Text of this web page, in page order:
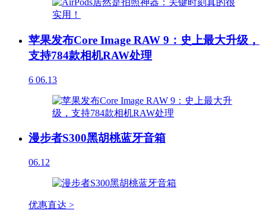
苹果发布Core Image RAW 9：史上最大升级，
支持784款相机RAW处理
6 06.13
漫步者S300黑胡桃蓝牙音箱
06.12
优惠直达 >